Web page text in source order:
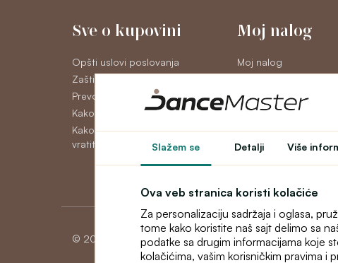
Slažem se Detalji Više
Ova veb stranica koristi kolačiće
Za personalizaciju sadržaja i oglasa,
tome kako koristite naš sajt delimo sa
podatke sa drugim informacijama koje
kolačićima, vašim korisničkim pravima i
Sve o kupovini
Opšti uslovi poslovanja
Zaštita ličnih podataka GDPR
Prevoz
Kako platiti
Kako reklamirati, zameniti ili
vratiti robu
Moj nalog
Moj nalog
Novosti
© 2026 Dancemaster